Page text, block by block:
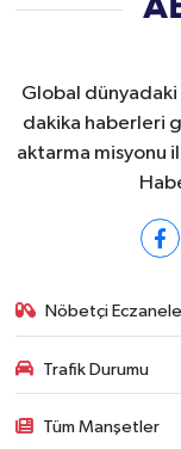
Global dünyadaki
dakika haberleri
aktarma misyonu
Nöbetçi
Trafik Durumu
Tüm Manşetler